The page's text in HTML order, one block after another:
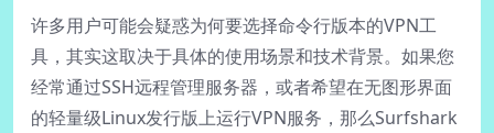
许多用户可能会疑惑为何要选择命令行版本的VPN工
具，其实这取决于具体的使用场景和技术背景。如果您
经常通过SSH远程管理服务器，或者希望在无图形界面
的轻量级Linux发行版上运行VPN服务，那么Surfshark